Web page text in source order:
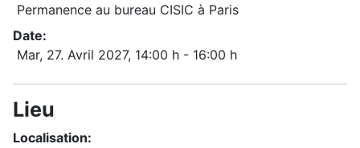
Permanence au bureau CISIC à Paris
Date:
Mar, 27. Avril 2027, 14:00 h - 16:00 h
Lieu
Localisation: